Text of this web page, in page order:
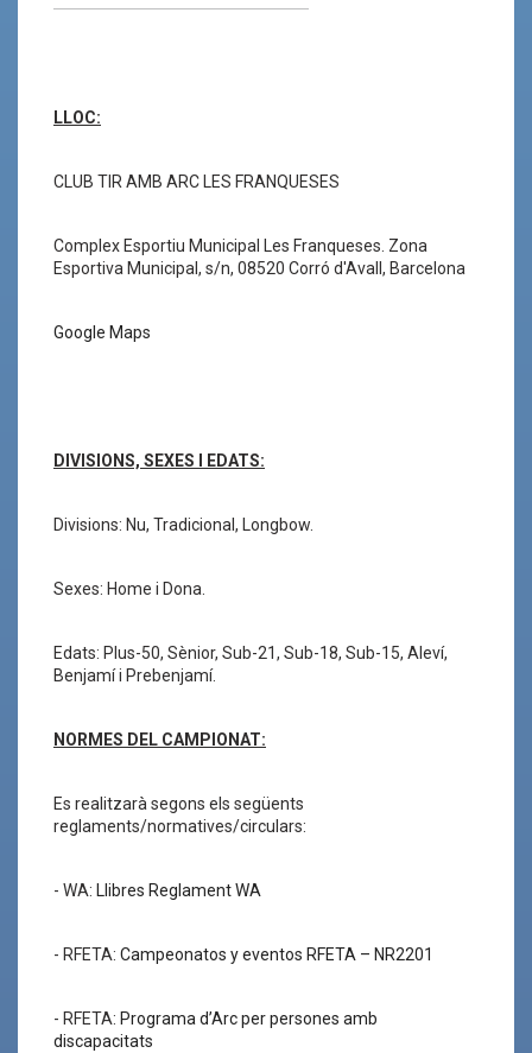
LLOC:
CLUB TIR AMB ARC LES FRANQUESES
Complex Esportiu Municipal Les Franqueses. Zona
Esportiva Municipal, s/n, 08520 Corró d'Avall, Barcelona
Google Maps
DIVISIONS, SEXES I EDATS:
Divisions: Nu, Tradicional, Longbow.
Sexes: Home i Dona.
Edats: Plus-50, Sènior, Sub-21, Sub-18, Sub-15, Aleví,
Benjamí i Prebenjamí.
NORMES DEL CAMPIONAT:
Es realitzarà segons els següents
reglaments/normatives/circulars:
- WA: Llibres Reglament WA
- RFETA: Campeonatos y eventos RFETA – NR2201
- RFETA: Programa d’Arc per persones amb
discapacitats